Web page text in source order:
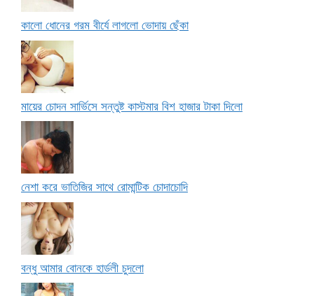
কালো ধোনের গরম বীর্যে লাগলো ভোদায় ছেঁকা
মায়ের চোদন সার্ভিসে সন্তুষ্ট কাস্টমার বিশ হাজার টাকা দিলো
নেশা করে ভাতিজির সাথে রোমান্টিক চোদাচোদি
বন্ধু আমার বোনকে হার্ডলী চুদলো